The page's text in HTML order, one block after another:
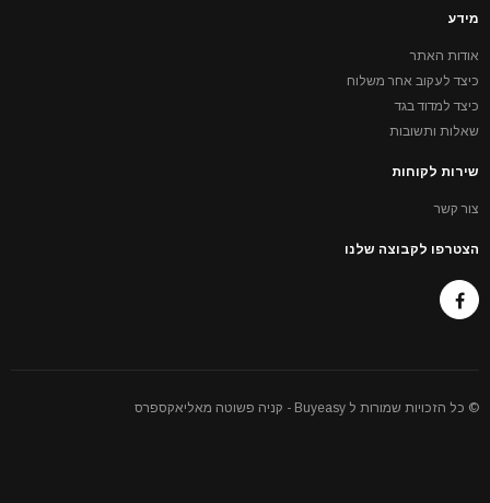
מידע
אודות האתר
כיצד לעקוב אחר משלוח
כיצד למדוד בגד
שאלות ותשובות
שירות לקוחות
צור קשר
הצטרפו לקבוצה שלנו
© כל הזכויות שמורות ל Buyeasy - קניה פשוטה מאליאקספרס